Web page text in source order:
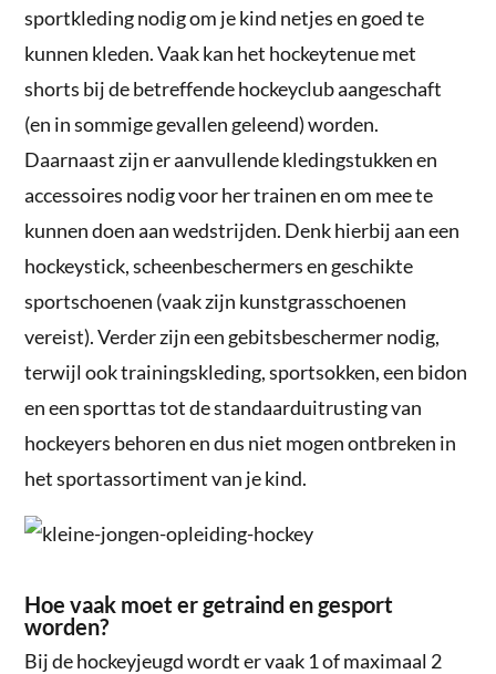
sportkleding nodig om je kind netjes en goed te
kunnen kleden. Vaak kan het hockeytenue met
shorts bij de betreffende hockeyclub aangeschaft
(en in sommige gevallen geleend) worden.
Daarnaast zijn er aanvullende kledingstukken en
accessoires nodig voor her trainen en om mee te
kunnen doen aan wedstrijden. Denk hierbij aan een
hockeystick, scheenbeschermers en geschikte
sportschoenen (vaak zijn kunstgrasschoenen
vereist). Verder zijn een gebitsbeschermer nodig,
terwijl ook trainingskleding, sportsokken, een bidon
en een sporttas tot de standaarduitrusting van
hockeyers behoren en dus niet mogen ontbreken in
het sportassortiment van je kind.
Hoe vaak moet er getraind en gesport
worden?
Bij de hockeyjeugd wordt er vaak 1 of maximaal 2